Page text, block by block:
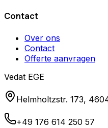
Contact
Over ons
Contact
Offerte aanvragen
Vedat EGE
Helmholtzstr. 173,
+49 176 614 250 57